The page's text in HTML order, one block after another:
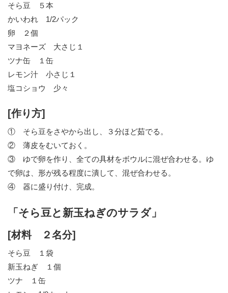
そら豆 ５本
かいわれ 1/2パック
卵 ２個
マヨネーズ 大さじ１
ツナ缶 １缶
レモン汁 小さじ１
塩コショウ 少々
[作り方]
① そら豆をさやから出し、３分ほど茹でる。
② 薄皮をむいておく。
③ ゆで卵を作り、全ての具材をボウルに混ぜ合わせる。ゆ
で卵は、形が残る程度に潰して、混ぜ合わせる。
④ 器に盛り付け、完成。
「そら豆と新玉ねぎのサラダ」
[材料 ２名分]
そら豆 １袋
新玉ねぎ １個
ツナ １缶